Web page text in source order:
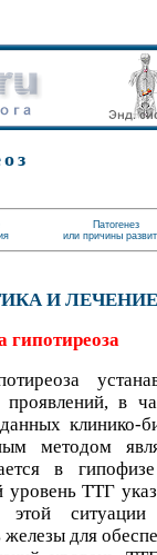
Патогенез
или причины
И ЛЕЧЕНИЕ
гипотиреоза
проявлений, в
клинико-
методом
в
ТТГ
ситуации
железы для